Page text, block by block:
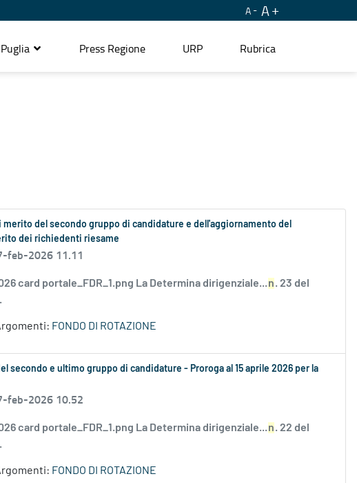
A A
Press Regione URP Rubrica
del secondo gruppo di candidature e dell'aggiornamento del
dei richiedenti riesame
feb-2026 11.11
card portale_FDR_1.png La Determina dirigenziale...n. 23 del
FONDO DI ROTAZIONE
secondo e ultimo gruppo di candidature - Proroga al 15 aprile 2026 per la
feb-2026 10.52
card portale_FDR_1.png La Determina dirigenziale...n. 22 del
FONDO DI ROTAZIONE